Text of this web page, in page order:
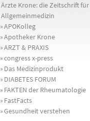
Ärzte Krone: die Zeitschrift für
Allgemeinmedizin
»APOKolleg
»Apotheker Krone
»ARZT & PRAXIS
»congress x-press
»Das Medizinprodukt
»DIABETES FORUM
»FAKTEN der Rheumatologie
»FastFacts
»Gesundheit verstehen